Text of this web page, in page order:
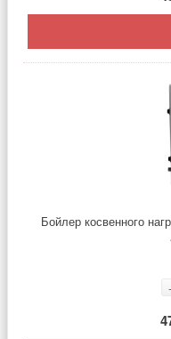
Бойлер косвенного
-